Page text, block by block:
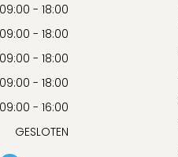
09:00 - 18:00
09:00 - 18:00
09:00 - 18:00
09:00 - 18:00
09:00 - 16:00
GESLOTEN